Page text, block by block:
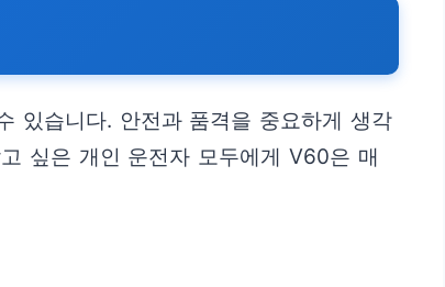
있습니다. 안전과 품격을 중요하게 생각
싶은 개인 운전자 모두에게 V60은 매